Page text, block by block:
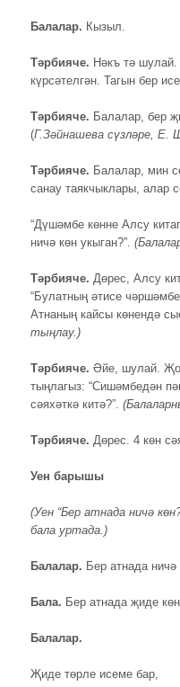
Балалар. Кызыл.
Тәрбияче. Нәкъ тә шулай.
күрсәтелгән. Тагын бер
Тәрбияче. Балалар, бер
(Г.Зәйнашева сүзләре, Е.
Тәрбияче. Балалар, мин
санау таякчыклары, алар
“Дүшәмбе көнне Алсу
ничә көн укыган?”.
Тәрбияче. Дөрес, Алсу
“Булатның әтисе
Атнаның кайсы көнендә
тыңлау.)
Тәрбияче. Әйе, шулай.
тыңлагыз: “Сишәмбедән
сәяхәткә китә?”.
Тәрбияче. Дөрес. 4 көн
Уен барышы
(Уен “Бер атнада ничә
бала уртада.)
Балалар. Бер атнада ничә
Бала. Бер атнада җиде
Балалар.
Җиде төрле исеме бар,